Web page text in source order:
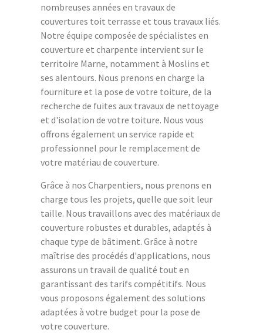
nombreuses années en travaux de
couvertures toit terrasse et tous travaux liés.
Notre équipe composée de spécialistes en
couverture et charpente intervient sur le
territoire Marne, notamment à Moslins et
ses alentours. Nous prenons en charge la
fourniture et la pose de votre toiture, de la
recherche de fuites aux travaux de nettoyage
et d'isolation de votre toiture. Nous vous
offrons également un service rapide et
professionnel pour le remplacement de
votre matériau de couverture.
Grâce à nos Charpentiers, nous prenons en
charge tous les projets, quelle que soit leur
taille. Nous travaillons avec des matériaux de
couverture robustes et durables, adaptés à
chaque type de bâtiment. Grâce à notre
maîtrise des procédés d'applications, nous
assurons un travail de qualité tout en
garantissant des tarifs compétitifs. Nous
vous proposons également des solutions
adaptées à votre budget pour la pose de
votre couverture.